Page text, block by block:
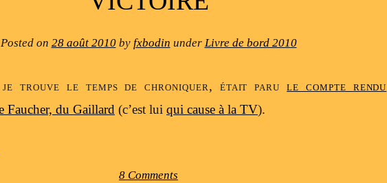
Posted on 28 août 2010by fxbodin under Livre de bord 2010
je trouve le temps de chroniquer, était parule compte rendu
Faucher, du Gaillard (c’est lui qui cause à la TV).
8 Comments